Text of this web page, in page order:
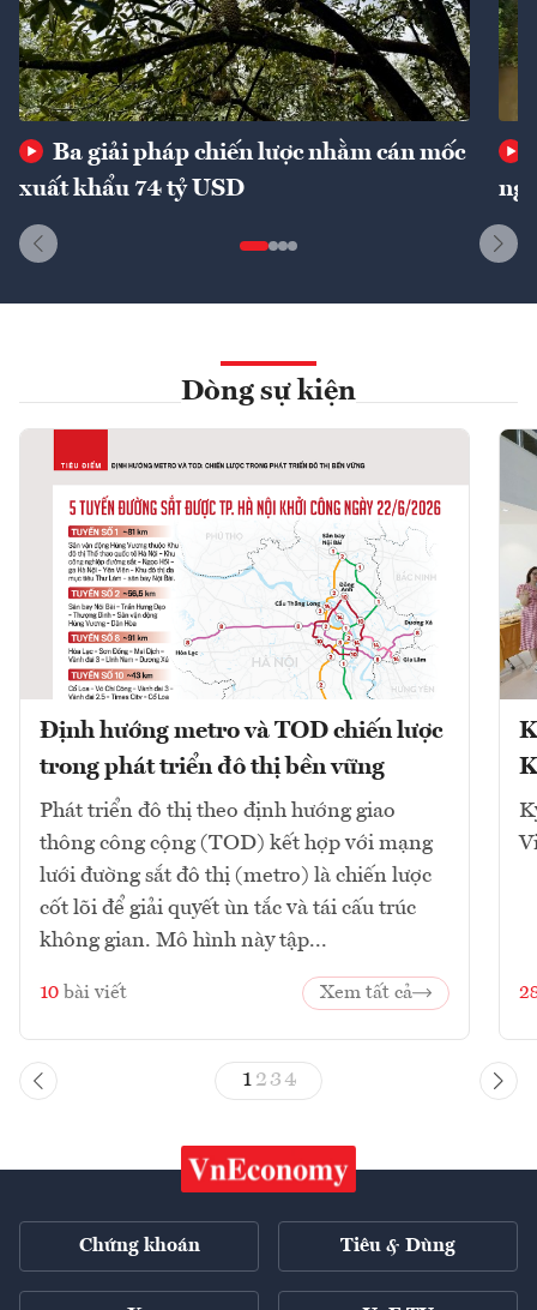
Ba giải pháp chiến lược nhằm cán mốc
xuất khẩu 74 tỷ USD
Dòng sự kiện
Định hướng metro và TOD chiến lược
trong phát triển đô thị bền vững
Phát triển đô thị theo định hướng giao
thông công cộng (TOD) kết hợp với mạng
lưới đường sắt đô thị (metro) là chiến lược
cốt lõi để giải quyết ùn tắc và tái cấu trúc
không gian. Mô hình này tập...
10 bài viết Xem tất cả
1 23 4
Chứng khoán Tiêu & Dùng